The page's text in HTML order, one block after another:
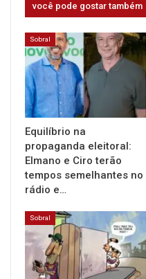
você pode gostar também
Sobral
Equilíbrio na
propaganda eleitoral:
Elmano e Ciro terão
tempos semelhantes no
rádio e…
Sobral